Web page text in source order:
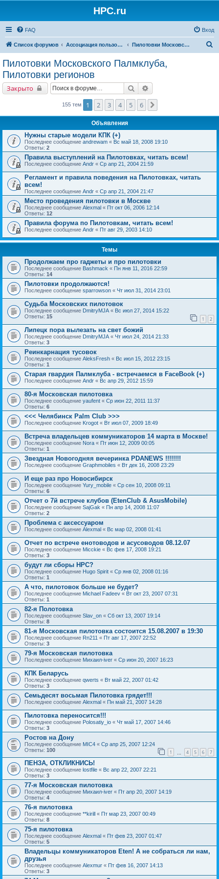
HPC.ru
FAQ Вход
Список форумов Ассоциация пользователей КПК и мобильных устройств Пилотовки Московского Палмклуба, Пилотовки регионов
Пилотовки Московского Палмклуба,
Пилотовки регионов
Закрыто Поиск
155 тем 1 2 3 4 5 6
Объявления
Нужны старые модели КПК (+)
Последнее сообщение andrewam « Вс май 18, 2008 19:10
Ответы: 2
Правила выступлений на Пилотовках, читать всем!
Последнее сообщение Andr « Ср апр 21, 2004 21:59
Регламент и правила поведения на Пилотовках, читать
всем!
Последнее сообщение Andr « Ср апр 21, 2004 21:47
Место проведения пилотовки в Москве
Последнее сообщение Alexmal « Пт окт 06, 2006 12:14
Ответы: 12
Правила форума по Пилотовкам, читать всем!
Последнее сообщение Andr « Пт авг 29, 2003 14:10
Темы
Продолжаем про гаджеты и про пилотовки
Последнее сообщение Bashmack « Пн янв 11, 2016 22:59
Ответы: 14
Пилотовки продолжаются!
Последнее сообщение sparrowson « Чт июл 31, 2014 23:01
Судьба Московских пилотовок
Последнее сообщение DmitryMJA « Вс июл 27, 2014 15:22
Ответы: 15 1 2
Липецк пора вылезать на свет божий
Последнее сообщение DmitryMJA « Чт июл 24, 2014 21:33
Ответы: 3
Реинкарнация тусовок
Последнее сообщение AleksFresh « Вс июл 15, 2012 23:15
Ответы: 1
Старая гвардия Палмклуба - встречаемся в FaceBook (+)
Последнее сообщение Andr « Вс апр 29, 2012 15:59
80-я Московская пилотовка
Последнее сообщение yaufent « Ср июн 22, 2011 11:37
Ответы: 6
<<< Челябинск Palm Club >>>
Последнее сообщение Krogot « Вт июл 07, 2009 18:49
Встреча владельцев коммуникаторов 14 марта в Москве!
Последнее сообщение Nora « Пт июн 12, 2009 00:05
Ответы: 1
Звездная Новогодняя вечеринка PDANEWS !!!!!!!!
Последнее сообщение Graphmobiles « Вт дек 16, 2008 23:29
И еще раз про Новосибирск
Последнее сообщение Yury_mobile « Ср сен 10, 2008 09:11
Ответы: 6
Отчет о 7й встрече клубов (EtenClub & AsusMobile)
Последнее сообщение SajGak « Пн апр 14, 2008 11:07
Ответы: 2
Проблема с аксессуаром
Последнее сообщение Alexmal « Вс мар 02, 2008 01:41
Отчет по встрече енотоводов и асусоводов 08.12.07
Последнее сообщение Micckie « Вс фев 17, 2008 19:21
Ответы: 3
будут ли сборы HPC?
Последнее сообщение Hugo Spirit « Ср янв 02, 2008 01:16
Ответы: 1
А что, пилотовок больше не будет?
Последнее сообщение Michael Fadeev « Вт окт 23, 2007 07:31
Ответы: 1
82-я Полотовка
Последнее сообщение Slav_on « Сб окт 13, 2007 19:14
Ответы: 8
81-я Московская пилотовка состоится 15.08.2007 в 19:30
Последнее сообщение Rn211 « Пт авг 17, 2007 22:52
Ответы: 3
79-я Московская пилотовка
Последнее сообщение Михаил-iver « Ср июн 20, 2007 16:23
КПК Беларусь
Последнее сообщение qwerts « Вт май 22, 2007 01:42
Ответы: 3
Семьдесят восьмая Пилотовка грядет!!!
Последнее сообщение Alexmal « Пн май 21, 2007 14:28
Пилотовка переносится!!!
Последнее сообщение Polosatiy_io « Чт май 17, 2007 14:46
Ответы: 3
Ростов на Дону
Последнее сообщение MIC4 « Ср апр 25, 2007 12:24
Ответы: 100 1 4 5 6 7
ПЕНЗА, ОТКЛИКНИСЬ!
Последнее сообщение lostfile « Вс апр 22, 2007 22:21
Ответы: 3
77-я Московская пилотовка
Последнее сообщение Михаил-iver « Пт апр 20, 2007 14:19
Ответы: 4
76-я пилотовка
Последнее сообщение **kirill « Пт мар 23, 2007 00:49
Ответы: 8
75-я пилотовка
Последнее сообщение Alexmal « Пт фев 23, 2007 01:47
Ответы: 5
Владельцы коммуникаторов Eten! А не собраться ли нам,
друзья
Последнее сообщение Alexmur « Пт фев 16, 2007 14:13
Ответы: 3